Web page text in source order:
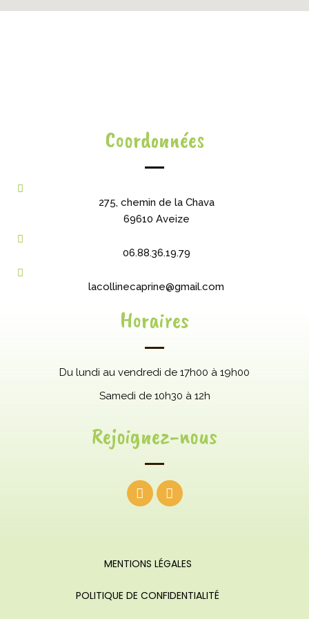
Coordonnées
275, chemin de la Chava
69610 Aveize
06.88.36.19.79
lacollinecaprine@gmail.com
Horaires
Du lundi au vendredi de 17h00 à 19h00
Samedi de 10h30 à 12h
Rejoignez-nous
MENTIONS LÉGALES
POLITIQUE DE CONFIDENTIALITÉ